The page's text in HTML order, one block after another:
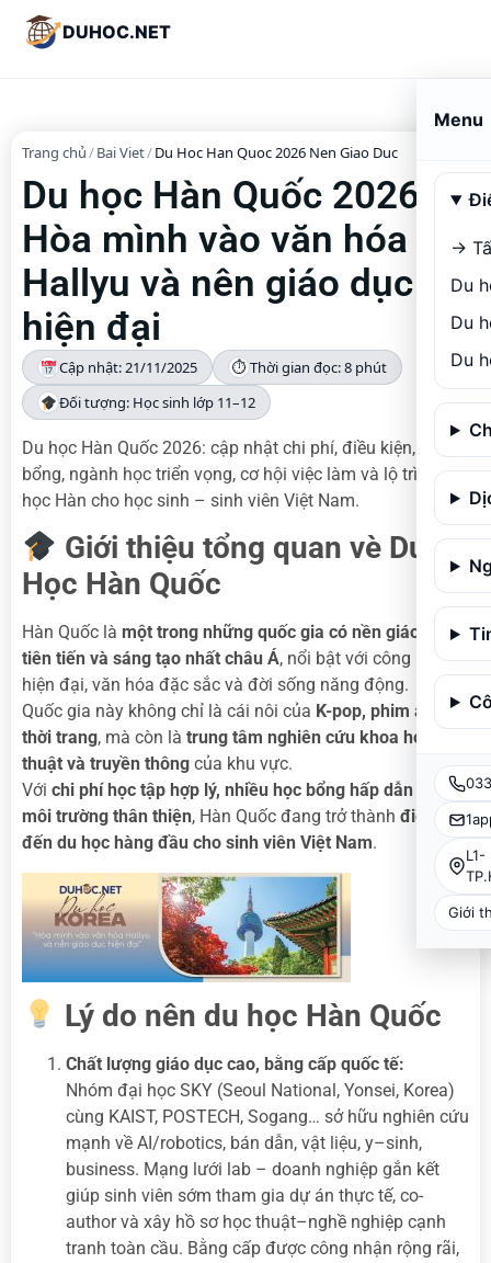
DUHOC.NET
Menu
→
Du
Du
Du
Giới
Trang chủ/Bai Viet/Du Hoc Han Quoc 2026 Nen Giao Duc
Du học Hàn Quốc 2026 –
Hòa mình vào văn hóa
Hallyu và nên giáo dục
hiện đại
Cập nhật: 21/11/2025 ⏱Thời gian đọc: 8 phút
Đối tượng: Học sinh lớp 11–12
Du học Hàn Quốc 2026: cập nhật chi phí, điều kiện, học
bổng, ngành học triển vọng, cơ hội việc làm và lộ trình du
học Hàn cho học sinh – sinh viên Việt Nam.
Giới thiệu tổng quan vè Du
Học Hàn Quốc
Hàn Quốc là một trong những quốc gia có nền giáo dục
tiên tiến và sáng tạo nhất châu Á, nổi bật với công nghệ
hiện đại, văn hóa đặc sắc và đời sống năng động.
Quốc gia này không chỉ là cái nôi của K-pop, phim ảnh và
thời trang, mà còn là trung tâm nghiên cứu khoa học, kỹ
thuật và truyền thông của khu vực.
Với chi phí học tập hợp lý, nhiều học bổng hấp dẫn và
môi trường thân thiện, Hàn Quốc đang trở thành điểm
đến du học hàng đầu cho sinh viên Việt Nam.
Lý do nên du học Hàn Quốc
Chất lượng giáo dục cao, bằng cấp quốc tế:
Nhóm đại học SKY (Seoul National, Yonsei, Korea)
cùng KAIST, POSTECH, Sogang… sở hữu nghiên cứu
mạnh về AI/robotics, bán dẫn, vật liệu, y–sinh,
business. Mạng lưới lab – doanh nghiệp gắn kết
giúp sinh viên sớm tham gia dự án thực tế, co-
author và xây hồ sơ học thuật–nghề nghiệp cạnh
tranh toàn cầu. Bằng cấp được công nhận rộng rãi,